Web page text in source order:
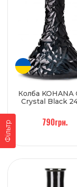
Фільтр
Колба KOHANA
Crystal Black
790грн.